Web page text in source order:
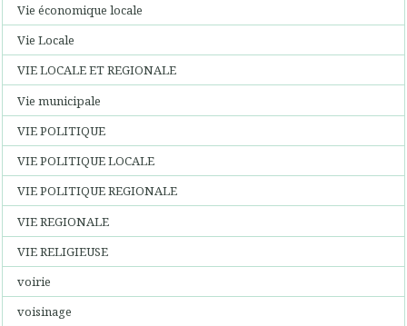
Vie économique locale
Vie Locale
VIE LOCALE ET REGIONALE
Vie municipale
VIE POLITIQUE
VIE POLITIQUE LOCALE
VIE POLITIQUE REGIONALE
VIE REGIONALE
VIE RELIGIEUSE
voirie
voisinage